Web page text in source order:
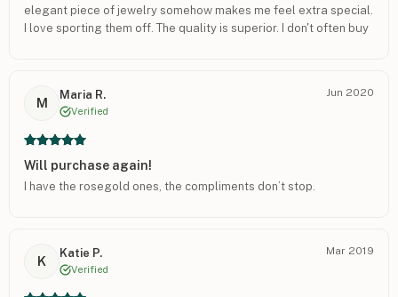
elegant piece of jewelry somehow makes me feel extra special.
I love sporting them off. The quality is superior. I don't often buy
M
Maria R.
Verified
Jun 2020
Will purchase again!
I have the rosegold ones, the compliments don’t stop.
K
Katie P.
Verified
Mar 2019